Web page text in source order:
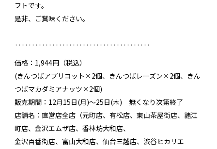
フトです。
是非、ご賞味ください。
‥‥‥‥‥‥‥‥‥‥‥‥‥‥‥‥‥‥‥‥
価格：1,944円（税込）
(きんつばアプリコット×2個、きんつばレーズン×2個、きん
つばマカダミアナッツ×2個)
販売期間：12月15日(月)～25日(木) 無くなり次第終了
店舗名：直営店全店（元町店、有松店、東山茶屋街店、諸江
町店、金沢エムザ店、香林坊大和店、
金沢百番街店、富山大和店、仙台三越店、渋谷ヒカリエ